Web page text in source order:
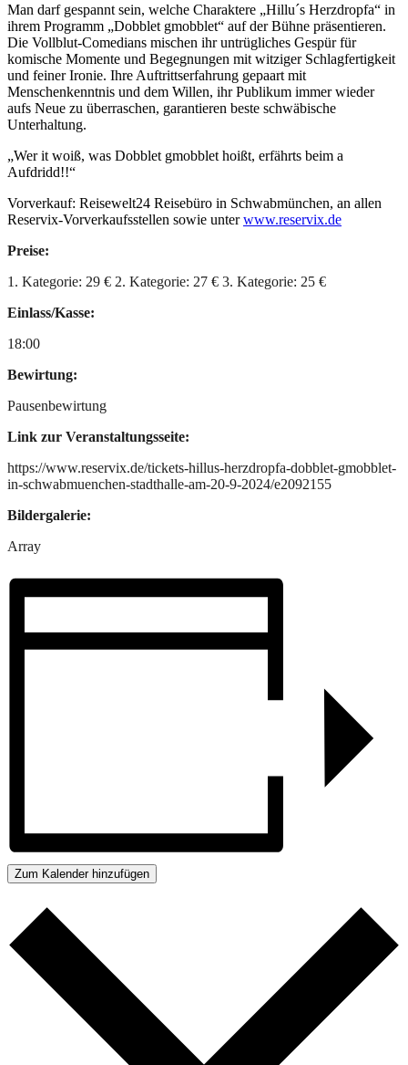
Man darf gespannt sein, welche Charaktere „Hillu´s Herzdropfa“ in
ihrem Programm „Dobblet gmobblet“ auf der Bühne präsentieren.
Die Vollblut-Comedians mischen ihr untrügliches Gespür für
komische Momente und Begegnungen mit witziger Schlagfertigkeit
und feiner Ironie. Ihre Auftrittserfahrung gepaart mit
Menschenkenntnis und dem Willen, ihr Publikum immer wieder
aufs Neue zu überraschen, garantieren beste schwäbische
Unterhaltung.
„Wer it woiß, was Dobblet gmobblet hoißt, erfährts beim a
Aufdridd!!“
Vorverkauf: Reisewelt24 Reisebüro in Schwabmünchen, an allen
Reservix-Vorverkaufsstellen sowie unterwww.reservix.de
Preise:
1. Kategorie: 29 € 2. Kategorie: 27 € 3. Kategorie: 25 €
Einlass/Kasse:
18:00
Bewirtung:
Pausenbewirtung
Link zur Veranstaltungsseite:
https://www.reservix.de/tickets-hillus-herzdropfa-dobblet-gmobblet-
in-schwabmuenchen-stadthalle-am-20-9-2024/e2092155
Bildergalerie:
Array
Zum Kalender hinzufügen